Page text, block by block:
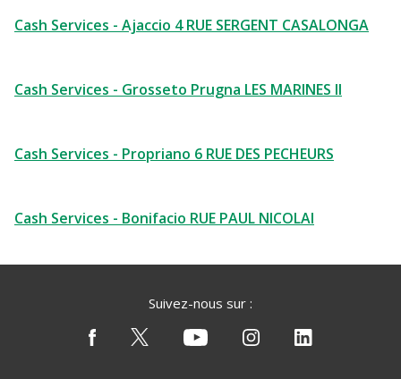
Cash Services - Ajaccio 4 RUE SERGENT CASALONGA
Cash Services - Grosseto Prugna LES MARINES II
Cash Services - Propriano 6 RUE DES PECHEURS
Cash Services - Bonifacio RUE PAUL NICOLAI
Suivez-nous sur :